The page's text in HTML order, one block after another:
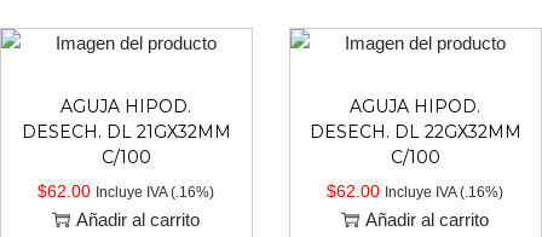
AGUJA HIPOD.
DESECH. DL 21GX32MM
C/100
$62.00 Incluye IVA (.16%)
Añadir al carrito
AGUJA HIPOD.
DESECH. DL 22GX32MM
C/100
$62.00 Incluye IVA (.16%)
Añadir al carrito